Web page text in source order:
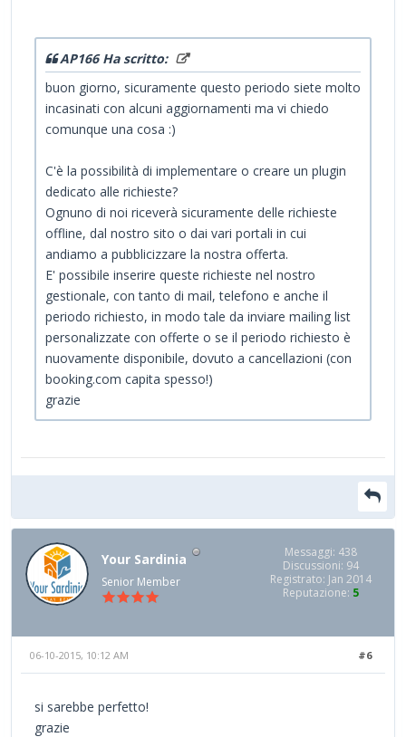
AP166 Ha scritto:
buon giorno, sicuramente questo periodo siete molto
incasinati con alcuni aggiornamenti ma vi chiedo
comunque una cosa :)
C'è la possibilità di implementare o creare un plugin
dedicato alle richieste?
Ognuno di noi riceverà sicuramente delle richieste
offline, dal nostro sito o dai vari portali in cui
andiamo a pubblicizzare la nostra offerta.
E' possibile inserire queste richieste nel nostro
gestionale, con tanto di mail, telefono e anche il
periodo richiesto, in modo tale da inviare mailing list
personalizzate con offerte o se il periodo richiesto è
nuovamente disponibile, dovuto a cancellazioni (con
booking.com capita spesso!)
grazie
Your Sardinia
Senior Member
Messaggi: 438
Discussioni: 94
Registrato: Jan 2014
Reputazione: 5
#6
06-10-2015, 10:12 AM
si sarebbe perfetto!
grazie